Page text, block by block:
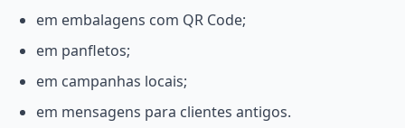
em embalagens com QR Code;
em panfletos;
em campanhas locais;
em mensagens para clientes antigos.